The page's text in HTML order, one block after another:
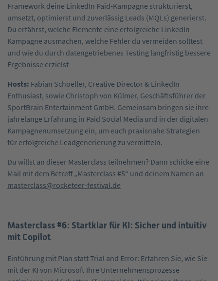
Framework deine LinkedIn Paid-Kampagne strukturierst,
umsetzt, optimierst und zuverlässig Leads (MQLs) generierst.
Du erfährst, welche Elemente eine erfolgreiche LinkedIn-
Kampagne ausmachen, welche Fehler du vermeiden solltest
und wie du durch datengetriebenes Testing langfristig bessere
Ergebnisse erzielst
Hosts: Fabian Schoeller, Creative Director & LinkedIn
Enthusiast, sowie Christoph von Külmer, Geschäftsführer der
SportBrain Entertainment GmbH. Gemeinsam bringen sie ihre
jahrelange Erfahrung in Paid Social Media und in der digitalen
Kampagnenumsetzung ein, um euch praxisnahe Strategien
für erfolgreiche Leadgenerierung zu vermitteln.
Du willst an dieser Masterclass teilnehmen? Dann schicke eine
Mail mit dem Betreff „Masterclass #5“ und deinem Namen an
masterclass@rocketeer-festival.de
Masterclass #6: Startklar für KI: Sicher und intuitiv
mit Copilot
Einführung mit Plan statt Trial and Error: Erfahren Sie, wie Sie
mit der KI von Microsoft Ihre Unternehmensprozesse